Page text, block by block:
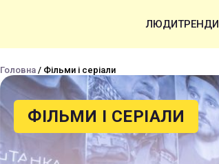
ЛЮДИТРЕНДИ
Головна / Фільми і серіали
ФІЛЬМИ І СЕРІАЛИ